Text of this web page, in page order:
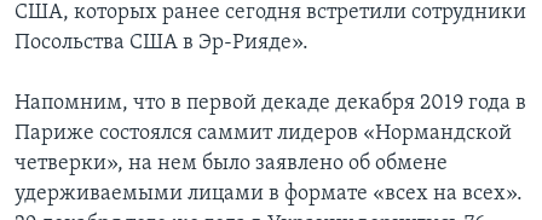
США, которых ранее сегодня встретили сотрудники
Посольства США в Эр-Рияде».
Напомним, что в первой декаде декабря 2019 года в
Париже состоялся саммит лидеров «Нормандской
четверки», на нем было заявлено об обмене
удерживаемыми лицами в формате «всех на всех».